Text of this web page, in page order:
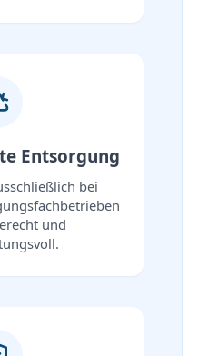
Entsorgung
bei
und